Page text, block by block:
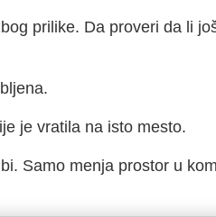
prilike. Da proveri da li
je vratila na isto mesto.
Samo menja prostor u